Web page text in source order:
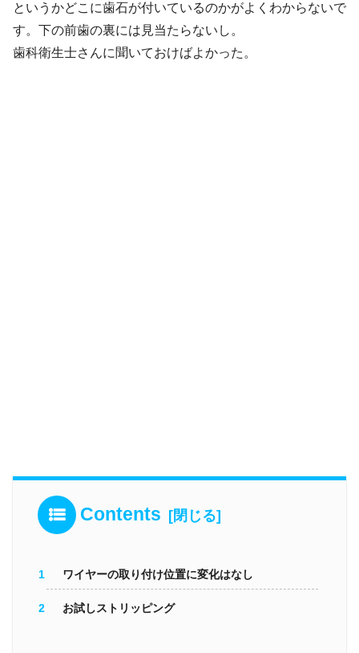
というかどこに歯石が付いているのかがよくわからないで
す。下の前歯の裏には見当たらないし。
歯科衛生士さんに聞いておけばよかった。
Contents
ワイヤーの取り付け位置に変化はなし
お試しストリッピング